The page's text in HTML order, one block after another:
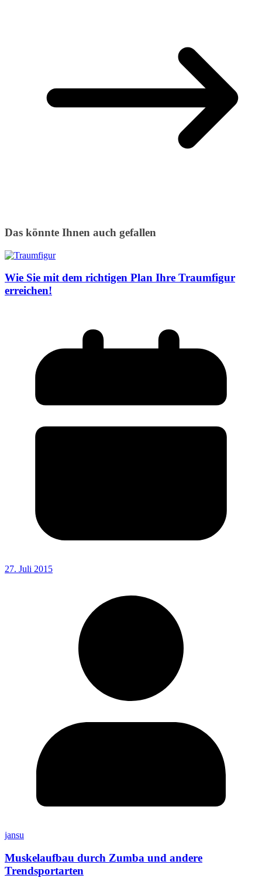
Das könnte Ihnen auch gefallen
Wie Sie mit dem richtigen Plan Ihre Traumfigur
erreichen!
27. Juli 2015
jansu
Muskelaufbau durch Zumba und andere
Trendsportarten